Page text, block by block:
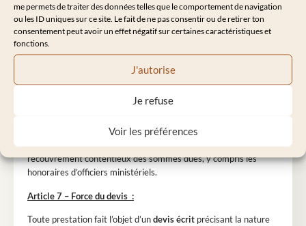
me permets de traiter des données telles que le comportement de navigation
ou les ID uniques sur ce site. Le fait de ne pas consentir ou de retirer ton
consentement peut avoir un effet négatif sur certaines caractéristiques et
fonctions.
J'autorise
Je refuse
Voir les préférences
sommes dont l’exigibilité est la plus ancienne.
Designajulie n’entend consentir aucun escompte pour paiement
comptant ou à une date antérieure à celle résultant des
conditions générales de vente.
si bon semble designajulie, sans préjudice de tous autres
Le Client devra rembourser tous les frais occasionnés par le
recouvrement contentieux des sommes dues, y compris les
honoraires d’officiers ministériels.
Article 7 – Force du devis :
Toute prestation fait l’objet d’undevis écrit précisant la nature